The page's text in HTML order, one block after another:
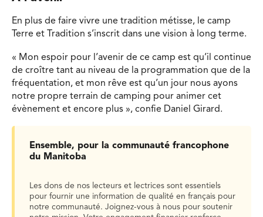
En plus de faire vivre une tradition métisse, le camp
Terre et Tradition s’inscrit dans une vision à long terme.
« Mon espoir pour l’avenir de ce camp est qu’il continue
de croître tant au niveau de la programmation que de la
fréquentation, et mon rêve est qu’un jour nous ayons
notre propre terrain de camping pour animer cet
évènement et encore plus », confie Daniel Girard.
Ensemble, pour la communauté francophone
du Manitoba
Les dons de nos lecteurs et lectrices sont essentiels
pour fournir une information de qualité en français pour
notre communauté. Joignez-vous à nous pour soutenir